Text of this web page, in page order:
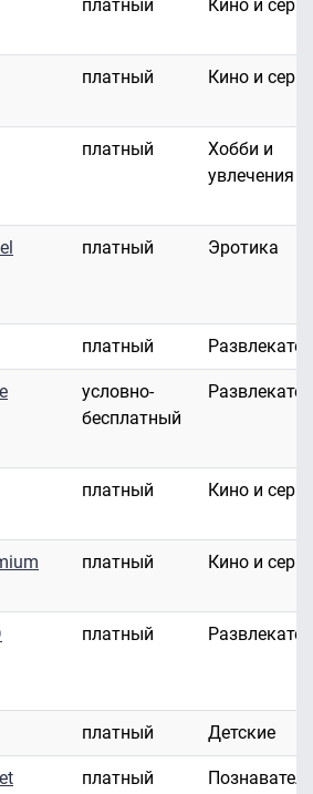
платный Кино и
платный Кино и
платный
Хобби и
увлечения
платный Эротика
платный
условно-
бесплатный
платный Кино и
платный Кино и
платный
платный Детские
платный